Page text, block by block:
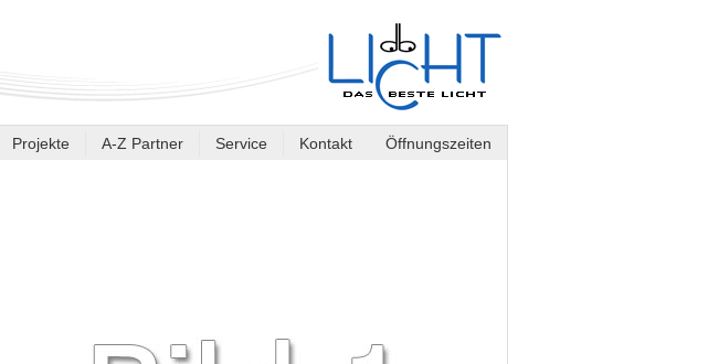
Projekte A-Z Partner Service Kontakt Öffnungszeiten